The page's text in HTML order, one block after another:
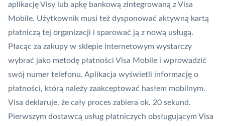
aplikację Visy lub apkę bankową zintegrowaną z Visa
Mobile. Użytkownik musi też dysponować aktywną kartą
płatniczą tej organizacji i sparować ją z nową usługą.
Płacąc za zakupy w sklepie internetowym wystarczy
wybrać jako metodę płatności Visa Mobile i wprowadzić
swój numer telefonu. Aplikacja wyświetli informację o
płatności, którą należy zaakceptować hasłem mobilnym.
Visa deklaruje, że cały proces zabiera ok. 20 sekund.
Pierwszym dostawcą usług płatniczych obsługującym Visa